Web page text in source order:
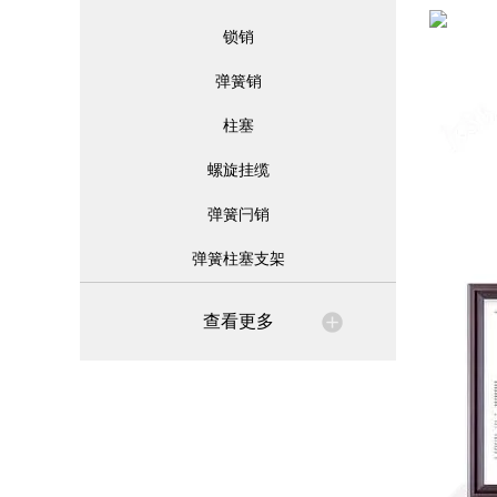
锁销
弹簧销
柱塞
螺旋挂缆
弹簧闩销
弹簧柱塞支架
查看更多